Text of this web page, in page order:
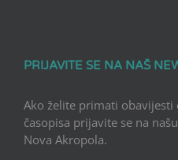
PRIJAVITE SE NA NAŠ
Ako želite primati obavijesti
časopisa prijavite se na
Nova Akropola.